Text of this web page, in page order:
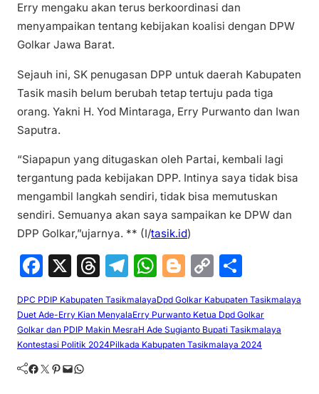
Erry mengaku akan terus berkoordinasi dan
menyampaikan tentang kebijakan koalisi dengan DPW
Golkar Jawa Barat.
Sejauh ini, SK penugasan DPP untuk daerah Kabupaten
Tasik masih belum berubah tetap tertuju pada tiga
orang. Yakni H. Yod Mintaraga, Erry Purwanto dan Iwan
Saputra.
“Siapapun yang ditugaskan oleh Partai, kembali lagi
tergantung pada kebijakan DPP. Intinya saya tidak bisa
mengambil langkah sendiri, tidak bisa memutuskan
sendiri. Semuanya akan saya sampaikan ke DPW dan
DPP Golkar,”ujarnya. ** (I/tasik.id)
F
c
e
b
o
X
T
e
a
d
T
e
gr
a
W
at
s
A
Bl
g
g
er
C
p
y
Li
ar
e
DPC PDIP Kabupaten TasikmalayaDpd Golkar Kabupaten Tasikmalaya
Duet Ade-Erry Kian MenyalaErry Purwanto Ketua Dpd Golkar
Golkar dan PDIP Makin MesraH Ade Sugianto Bupati Tasikmalaya
Kontestasi Politik 2024Pilkada Kabupaten Tasikmalaya 2024
Facebook Twitter Pinterest Mail WhatsApp